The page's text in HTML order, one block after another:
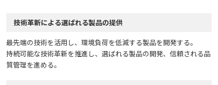
技術革新による選ばれる製品の提供
最先端の技術を活用し、環境負荷を低減する製品を開発する。
持続可能な技術革新を推進し、選ばれる製品の開発、信頼される品
質管理を進める。